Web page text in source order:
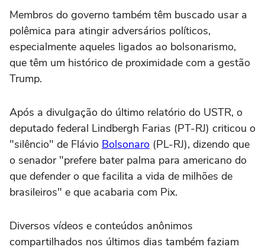
Membros do governo também têm buscado usar a
polêmica para atingir adversários políticos,
especialmente aqueles ligados ao bolsonarismo,
que têm um histórico de proximidade com a gestão
Trump.
Após a divulgação do último relatório do USTR, o
deputado federal Lindbergh Farias (PT-RJ) criticou o
"silêncio" de Flávio Bolsonaro (PL-RJ), dizendo que
o senador "prefere bater palma para americano do
que defender o que facilita a vida de milhões de
brasileiros" e que acabaria com Pix.
Diversos vídeos e conteúdos anônimos
compartilhados nos últimos dias também faziam